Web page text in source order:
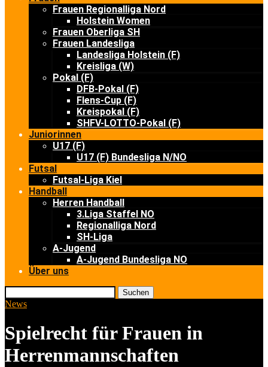
Frauen Regionalliga Nord
Holstein Women
Frauen Oberliga SH
Frauen Landesliga
Landesliga Holstein (F)
Kreisliga (W)
Pokal (F)
DFB-Pokal (F)
Flens-Cup (F)
Kreispokal (F)
SHFV-LOTTO-Pokal (F)
Juniorinnen
U17 (F)
U17 (F) Bundesliga N/NO
Futsal
Futsal-Liga Kiel
Handball
Herren Handball
3.Liga Staffel NO
Regionalliga Nord
SH-Liga
A-Jugend
A-Jugend Bundesliga NO
Über uns
Suchen
News
Spielrecht für Frauen in
Herrenmannschaften